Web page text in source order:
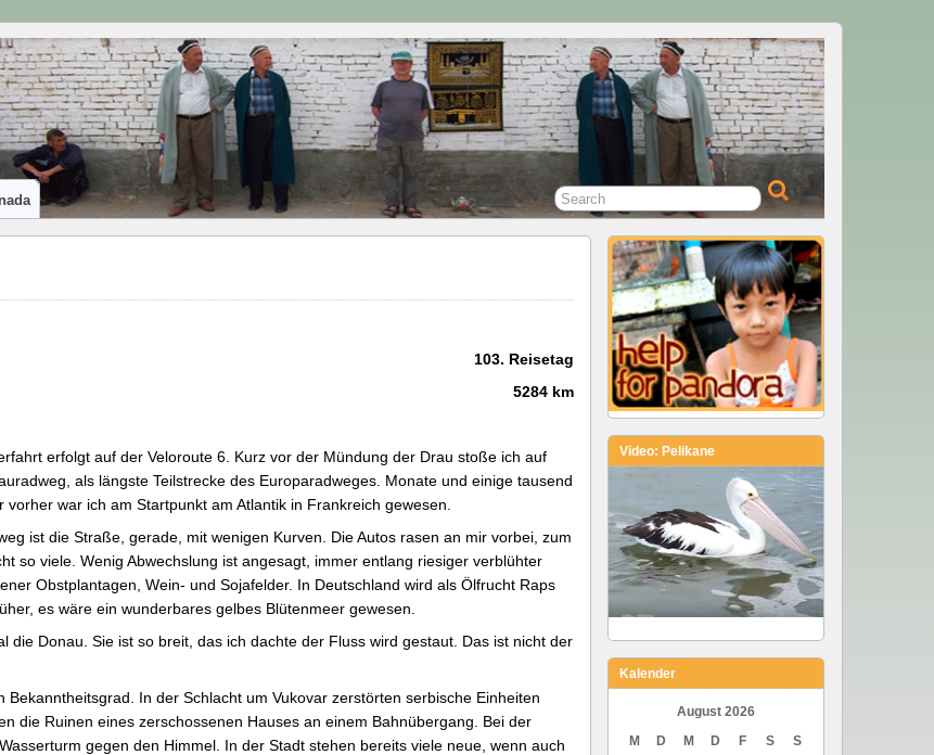
103. Reisetag
5284 km
erfolgt auf der Veloroute 6. Kurz vor der Mündung der Drau stoße ich auf
als längste Teilstrecke des Europaradweges. Monate und einige tausend
vorher war ich am Startpunkt am Atlantik in Frankreich gewesen.
ist die Straße, gerade, mit wenigen Kurven. Die Autos rasen an mir vorbei, zum
so viele. Wenig Abwechslung ist angesagt, immer entlang riesiger verblühter
Obstplantagen, Wein- und Sojafelder. In Deutschland wird als Ölfrucht Raps
es wäre ein wunderbares gelbes Blütenmeer gewesen.
die Donau. Sie ist so breit, das ich dachte der Fluss wird gestaut. Das ist nicht der
In der Schlacht um Vukovar zerstörten serbische Einheiten
die Ruinen eines zerschossenen Hauses an einem Bahnübergang. Bei der
gegen den Himmel. In der Stadt stehen bereits viele neue, wenn auch
Video: Pelikane
Kalender
August 2026
M
D M D F S
S